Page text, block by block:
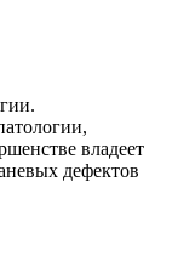
владеет
дефектов